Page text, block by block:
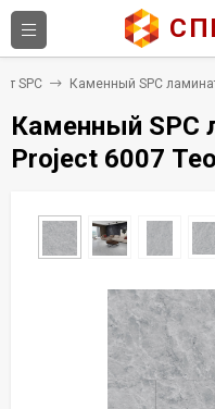
SPC Каменный SPC
Каменный SPC
Project 6007